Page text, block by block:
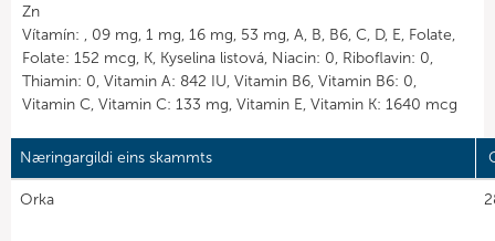
Zn
Vítamín: , 09 mg, 1 mg, 16 mg, 53 mg, A, B, B6, C, D, E, Folate,
Folate: 152 mcg, K, Kyselina listová, Niacin: 0, Riboflavin: 0,
Thiamin: 0, Vitamin A: 842 IU, Vitamin B6, Vitamin B6: 0,
Vitamin C, Vitamin C: 133 mg, Vitamin E, Vitamin K: 1640 mcg
Næringargildi eins skammts
Orka